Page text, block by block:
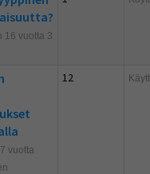
16 vuotta 3
vuotta
12